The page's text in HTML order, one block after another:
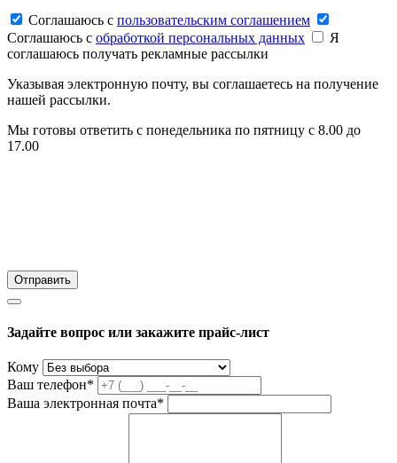
Соглашаюсь c пользовательским соглашением
Соглашаюсь c обработкой персональных данных
Я
соглашаюсь получать рекламные рассылки
Указывая электронную почту, вы соглашаетесь на получение
нашей рассылки.
Мы готовы ответить с понедельника по пятницу с 8.00 до
17.00
Задайте вопрос или закажите прайс-лист
Кому
Ваш телефон*
Ваша электронная почта*